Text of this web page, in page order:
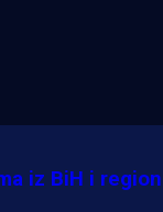
iz BiH i